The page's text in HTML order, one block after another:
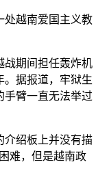
越南爱国主义教
期间担任轰炸机
。据报道，牢狱生
手臂一直无法举过
绍板上并没有描
难，但是越南政